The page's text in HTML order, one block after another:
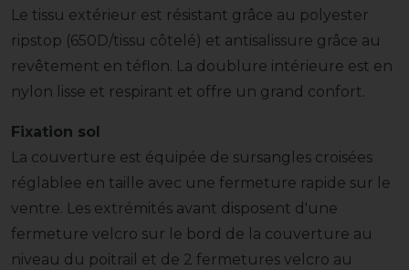
Le tissu extérieur est résistant grâce au polyester
ripstop (650D/tissu côtelé) et antisalissure grâce au
revêtement en téflon. La doublure intérieure est en
nylon lisse et respirant et offre un grand confort.
Fixation sol
La couverture est équipée de sursangles croisées
réglablee en taille avec une fermeture rapide sur le
ventre. Les extrémités avant disposent d'une
fermeture velcro sur le bord de la couverture au
niveau du poitrail et de 2 fermetures velcro au